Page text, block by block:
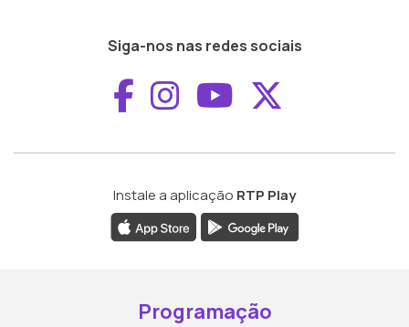
Siga-nos nas redes sociais
Aceder ao
Aceder ao
Aceder ao
Instale a aplicação RTP Play
Programação